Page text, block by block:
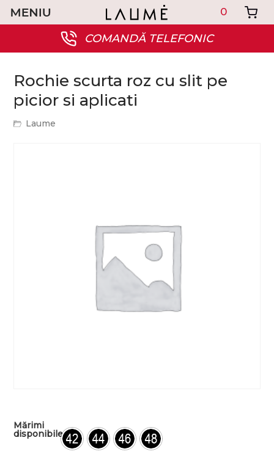
COMANDĂ TELEFONIC
0
Rochie scurta roz cu slit pe
picior si aplicati
Laume
Mărimi
disponibile